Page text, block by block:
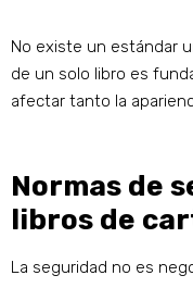
No existe un estándar
de un solo libro es
afectar tanto la
Normas de
libros de
La seguridad no es